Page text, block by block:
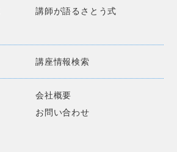
講師が語るさとう式
講座情報検索
会社概要
お問い合わせ